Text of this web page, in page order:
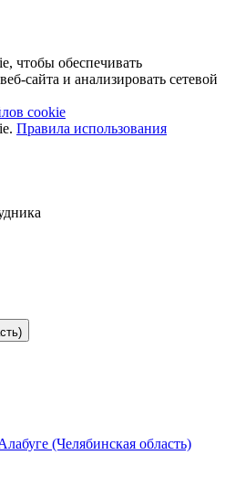
чтобы обеспечивать
сайта и анализировать сетевой
cookie
Правила использования
(Челябинская область)